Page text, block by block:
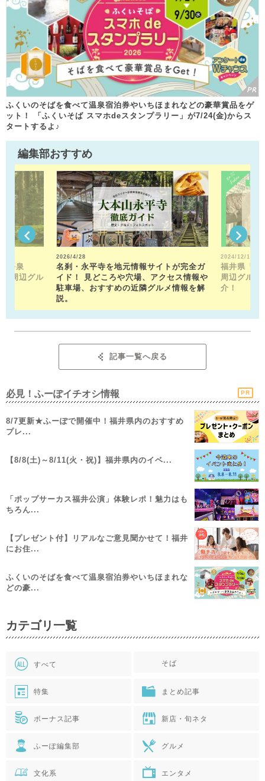
ふくいのそばを食べて温泉宿泊券やいちほまれなどの豪華賞品をゲ
ット！ 「ふくいそば スマホdeスタンプラリー」が7/24(金)からス
タートするよ♪
編集部おすすめ
平泉
周辺グル
2026/4/28
名刹・永平寺を地元情報サイトが完全ガ
イド！ 見どころや穴場、アクセス情報や
駐車場、おすすめの近隣グルメ情報を解
説。
2024/12/13
福井県「福
周辺グル
介！
記事一覧へ戻る
必見！ふーぽイチオシ情報 PR
8/7更新★ふーぽで開催中！福井県内のおすすめ
プレ...
【8/8(土)～8/11(火・祝)】福井県内のイベ...
「ポップサーカス福井公演」体験レポ！魅力はも
ちろん...
【プレゼント付】リアルなご意見聞かせて！福井
にお住...
ふくいのそばを食べて温泉宿泊券やいちほまれな
どの豪...
カテゴリ一覧
すべて そば
特集 まとめ記事
ボーナス記事 新店・旬ネタ
ふーぽ編集部 グルメ
文化系 エンタメ